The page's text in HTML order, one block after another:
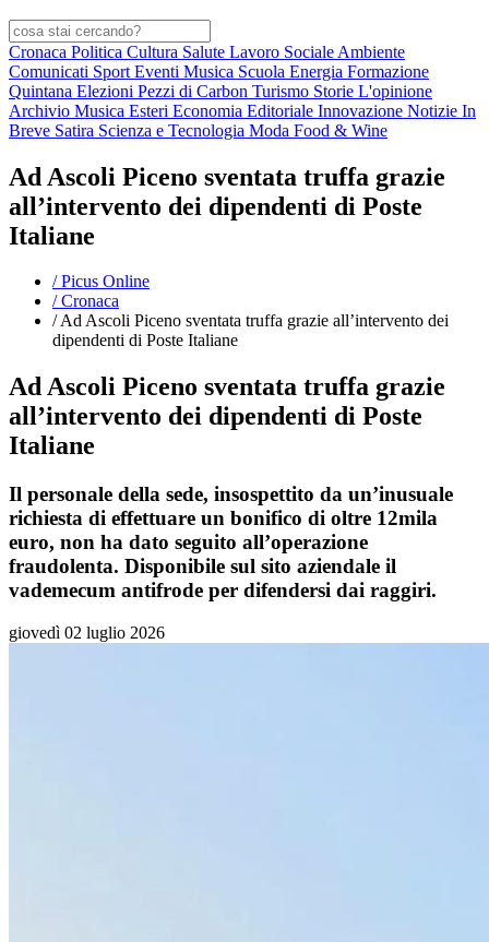
Cronaca Politica Cultura Salute Lavoro Sociale Ambiente
Comunicati Sport Eventi Musica Scuola Energia Formazione
Quintana Elezioni Pezzi di Carbon Turismo Storie L'opinione
Archivio Musica Esteri Economia Editoriale Innovazione Notizie In
Breve Satira Scienza e Tecnologia Moda Food & Wine
Ad Ascoli Piceno sventata truffa grazie
all’intervento dei dipendenti di Poste
Italiane
/ Picus Online
/ Cronaca
/Ad Ascoli Piceno sventata truffa grazie all’intervento dei
dipendenti di Poste Italiane
Ad Ascoli Piceno sventata truffa grazie
all’intervento dei dipendenti di Poste
Italiane
Il personale della sede, insospettito da un’inusuale
richiesta di effettuare un bonifico di oltre 12mila
euro, non ha dato seguito all’operazione
fraudolenta. Disponibile sul sito aziendale il
vademecum antifrode per difendersi dai raggiri.
giovedì 02 luglio 2026